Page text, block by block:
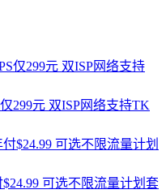
299元 双ISP网络支持TK
可选不限流量计划套